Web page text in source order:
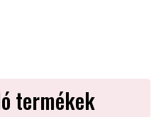
termékek